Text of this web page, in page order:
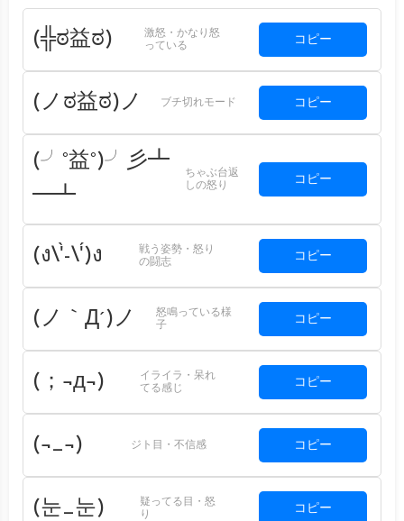
(╬ಠ益ಠ)
激怒・かなり怒
っている
コピー
(ノಠ益ಠ)ノ ブチ切れモード コピー
(╯°益°)╯彡┻
━┻
ちゃぶ台返
しの怒り
コピー
(ง\'̀-\'́)ง
戦う姿勢・怒り
の闘志
コピー
(ノ｀Д´)ノ
怒鳴っている様
子
コピー
(；¬д¬)
イライラ・呆れ
てる感じ
コピー
(¬_¬) ジト目・不信感 コピー
(눈_눈)
疑ってる目・怒
り
コピー